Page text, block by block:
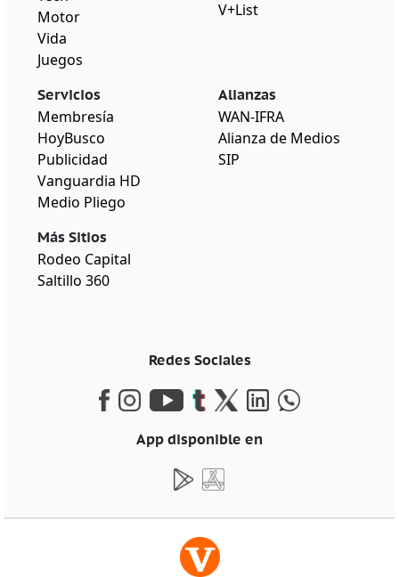
Motor
Vida
Juegos
V+List
Servicios
Membresía
HoyBusco
Publicidad
Vanguardia HD
Medio Pliego
Más Sitios
Rodeo Capital
Saltillo 360
Alianzas
WAN-IFRA
Alianza de Medios
SIP
Redes Sociales
App disponible en